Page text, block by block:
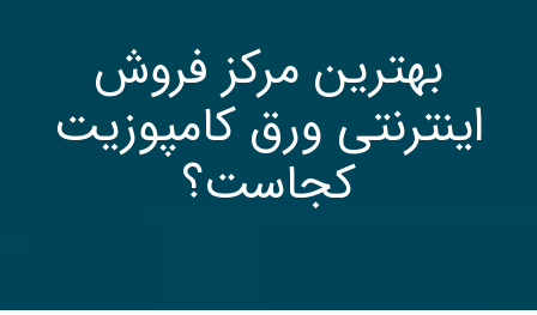
بهترین مرکز فروش
اینترنتی ورق کامپوزیت
کجاست؟